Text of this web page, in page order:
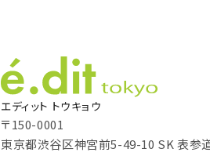
エディット トウキョウ
〒150-0001
東京都渋谷区神宮前5-49-10 SK 表参